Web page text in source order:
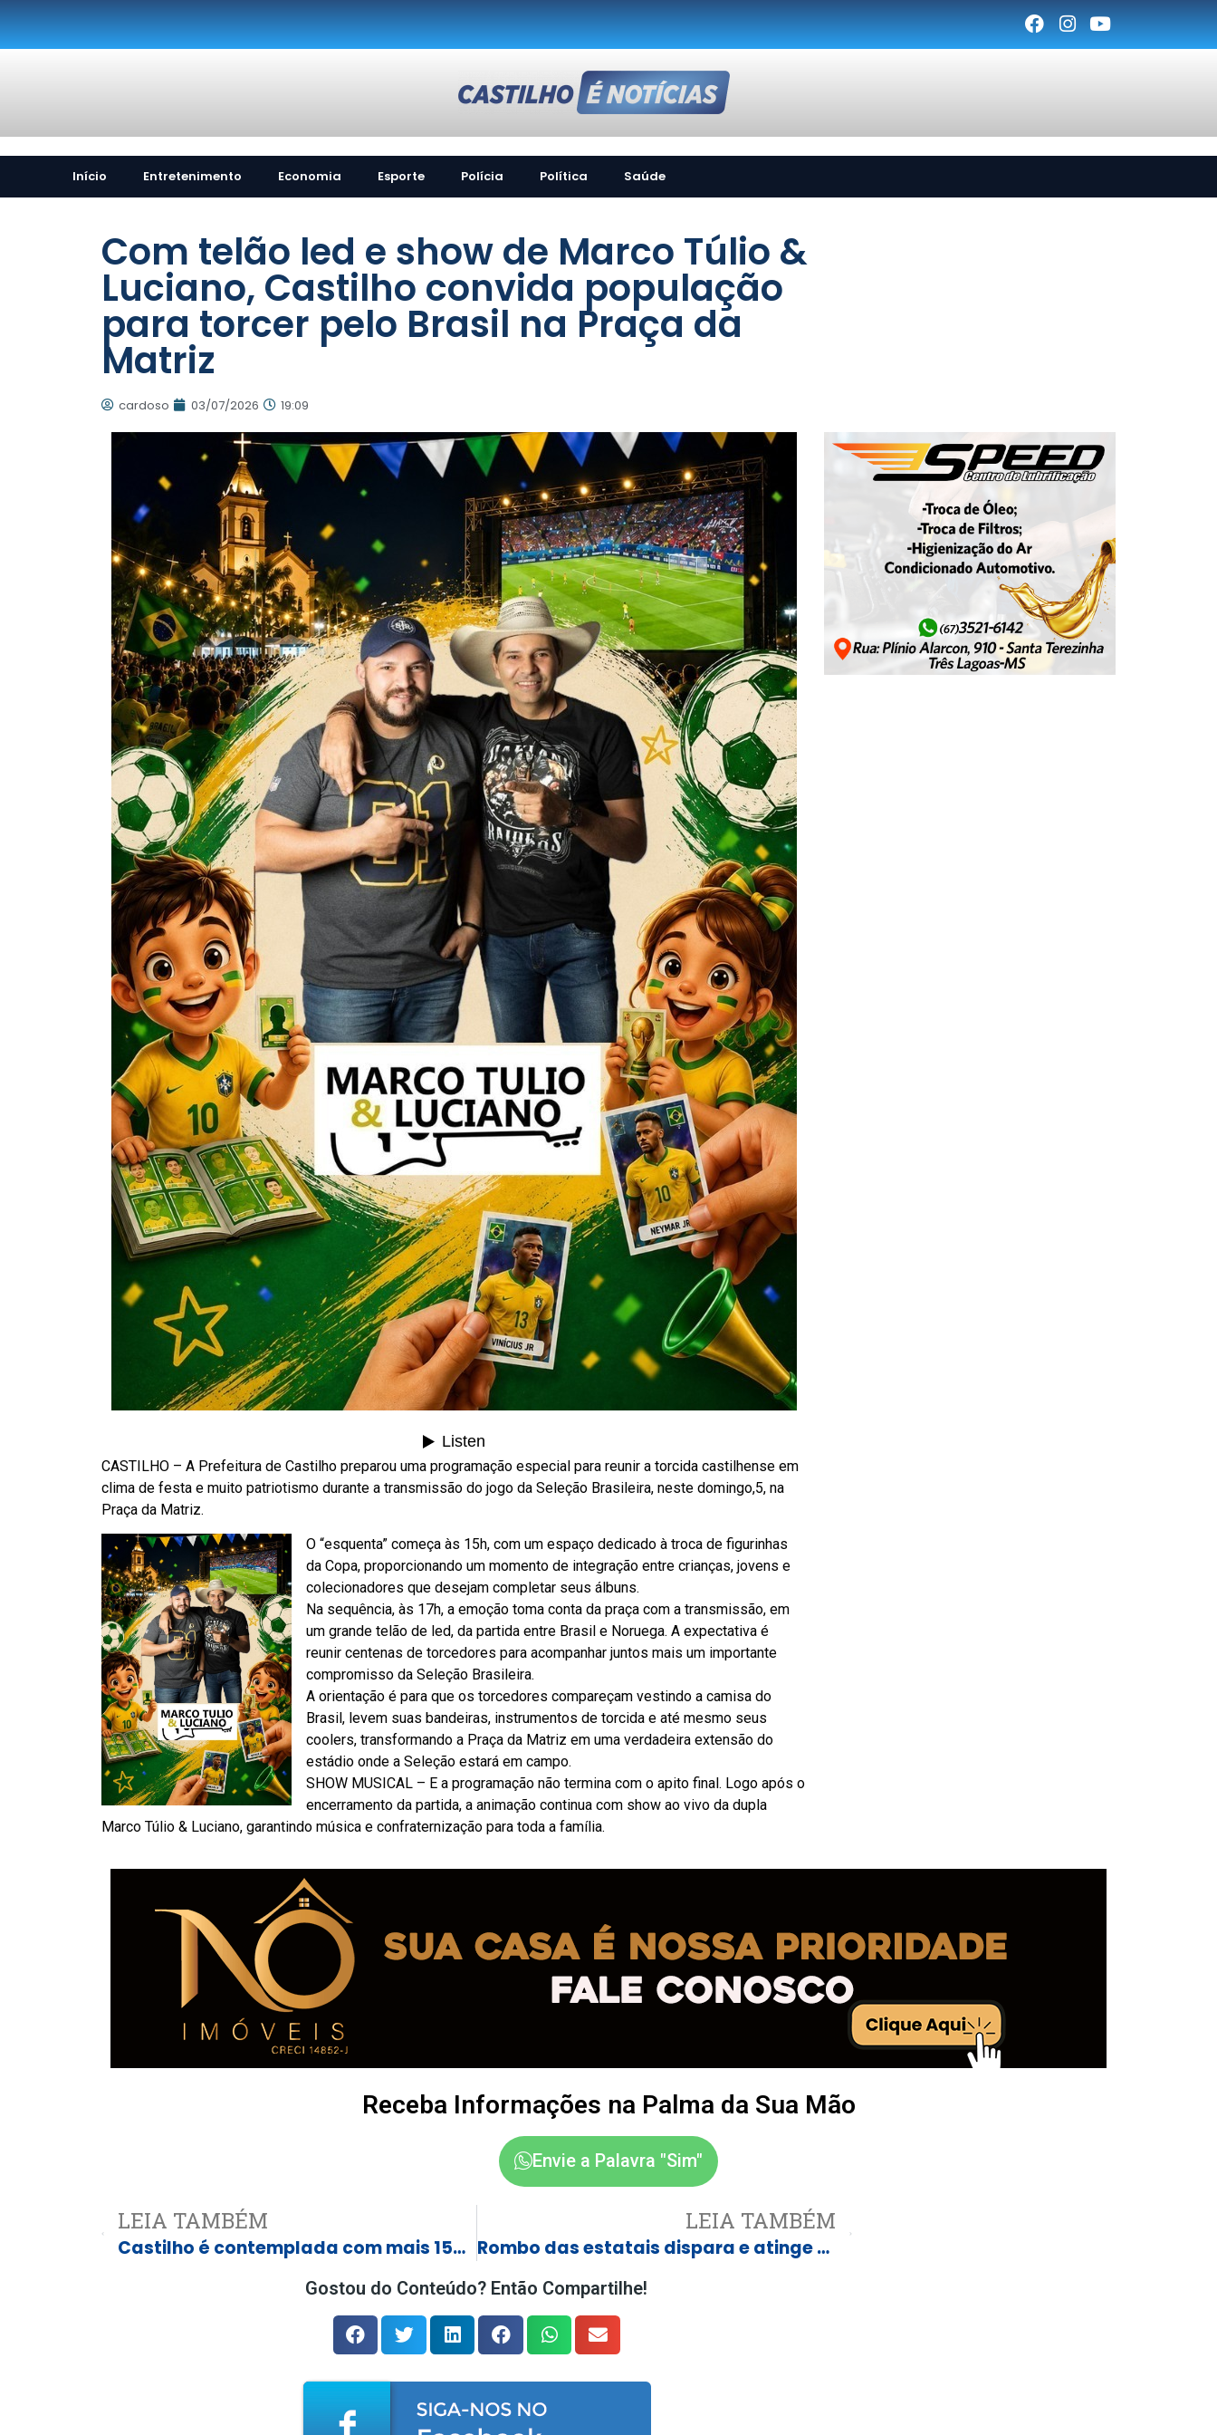
Início Entretenimento Economia Esporte Polícia Política Saúde
Com telão led e show de Marco Túlio &
Luciano, Castilho convida população
para torcer pelo Brasil na Praça da
Matriz
cardoso 03/07/2026 19:09
CASTILHO – A Prefeitura de Castilho preparou uma programação especial para reunir a torcida castilhense em
clima de festa e muito patriotismo durante a transmissão do jogo da Seleção Brasileira, neste domingo,5, na
Praça da Matriz.
O “esquenta” começa às 15h, com um espaço dedicado à troca de figurinhas
da Copa, proporcionando um momento de integração entre crianças, jovens e
colecionadores que desejam completar seus álbuns.
Na sequência, às 17h, a emoção toma conta da praça com a transmissão, em
um grande telão de led, da partida entre Brasil e Noruega. A expectativa é
reunir centenas de torcedores para acompanhar juntos mais um importante
compromisso da Seleção Brasileira.
A orientação é para que os torcedores compareçam vestindo a camisa do
Brasil, levem suas bandeiras, instrumentos de torcida e até mesmo seus
coolers, transformando a Praça da Matriz em uma verdadeira extensão do
estádio onde a Seleção estará em campo.
SHOW MUSICAL – E a programação não termina com o apito final. Logo após o
encerramento da partida, a animação continua com show ao vivo da dupla
Marco Túlio & Luciano, garantindo música e confraternização para toda a família.
Receba Informações na Palma da Sua Mão
Envie a Palavra "Sim"
LEIA TAMBÉM
Castilho é contemplada com mais 150 unidades habitacionais pelo Governo do Estado
LEIA TAMBÉM
Rombo das estatais dispara e atinge R$7,4 bilhões no governo Lula
Gostou do Conteúdo? Então Compartilhe!